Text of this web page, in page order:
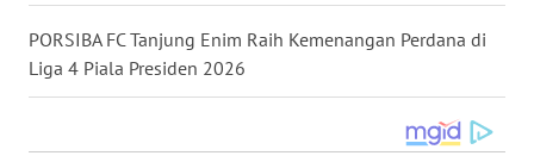
PORSIBA FC Tanjung Enim Raih Kemenangan Perdana di
Liga 4 Piala Presiden 2026
KALTENG